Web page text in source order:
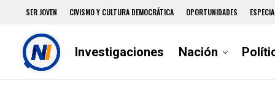
SER JOVEN CIVISMO Y CULTURA DEMOCRÁTICA OPORTUNIDADES
Investigaciones Nación